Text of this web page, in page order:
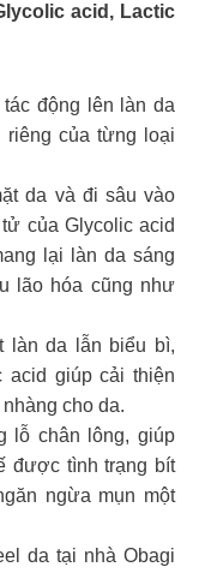
acid, Lactic
động lên làn da
riêng của từng loại
da và đi sâu vào
của Glycolic acid
lại làn da sáng
lão hóa cũng như
làn da lẫn biểu bì,
acid giúp cải thiện
cho da.
lỗ chân lông, giúp
được tình trạng bít
ngừa mụn một
da tại nhà Obagi